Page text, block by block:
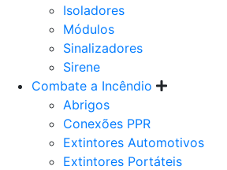
Isoladores
Módulos
Sinalizadores
Sirene
Combate a Incêndio
Abrigos
Conexões PPR
Extintores Automotivos
Extintores Portáteis